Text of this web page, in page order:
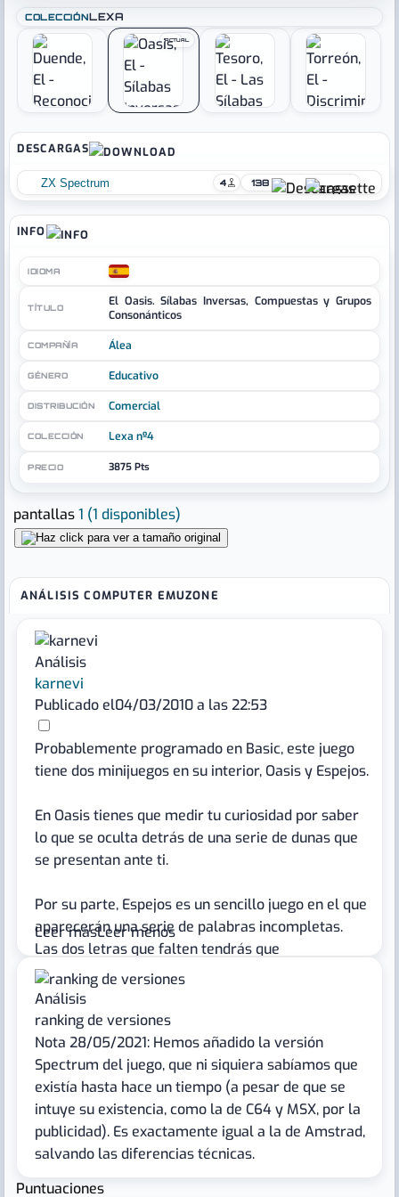
COLECCIÓNLEXA
ACTUAL
pantallas1 (1 disponibles)
ANÁLISIS COMPUTER EMUZONE
Análisis
karnevi
Publicado el04/03/2010 a las 22:53
Probablemente programado en Basic, este juego
tiene dos minijuegos en su interior, Oasis y Espejos.
En Oasis tienes que medir tu curiosidad por saber
lo que se oculta detrás de una serie de dunas que
se presentan ante ti.
Por su parte, Espejos es un sencillo juego en el que
aparecerán una serie de palabras incompletas.
Las dos letras que falten tendrás que
seleccionarlas tú entre dos opciones, que se
corresponden inversamente (como si se
reflejasen en un espejo, de ahí el nombre).
Para ultraprincipiantes en esto de los videojuegos.
Leer másLeer menos
Análisis
ranking de versiones
Nota 28/05/2021: Hemos añadido la versión
Spectrum del juego, que ni siquiera sabíamos que
existía hasta hace un tiempo (a pesar de que se
intuye su existencia, como la de C64 y MSX, por la
publicidad). Es exactamente igual a la de Amstrad,
salvando las diferencias técnicas.
Puntuaciones
DESCARGAS
ZX Spectrum 4 138
INFO
IDIOMA
TÍTULO
El Oasis. Sílabas Inversas, Compuestas y Grupos
Consonánticos
COMPAÑÍA Álea
GÉNERO Educativo
DISTRIBUCIÓN Comercial
COLECCIÓN Lexa nº4
PRECIO 3875 Pts